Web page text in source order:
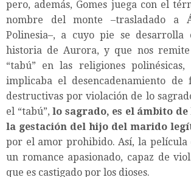
pero, además, Gomes juega con el
nombre del monte –trasladado a
Polinesia–, a cuyo pie se
historia de Aurora, y que nos
“tabú” en las religiones
implicaba el desencadenamiento de
destructivas por violación de lo
el “tabú”,lo sagrado, es el ámbito
la gestación del hijo del marido
por el amor prohibido. Así, la película
un romance apasionado, capaz de
que es castigado por los dioses.